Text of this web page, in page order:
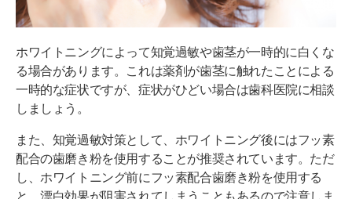
ホワイトニングによって知覚過敏や歯茎が一時的に白くな
る場合があります。これは薬剤が歯茎に触れたことによる
一時的な症状ですが、症状がひどい場合は歯科医院に相談
しましょう。
また、知覚過敏対策として、ホワイトニング後にはフッ素
配合の歯磨き粉を使用することが推奨されています​。ただ
し、ホワイトニング前にフッ素配合歯磨き粉を使用する
と、漂白効果が阻害されてしまうこともあるので注意しま